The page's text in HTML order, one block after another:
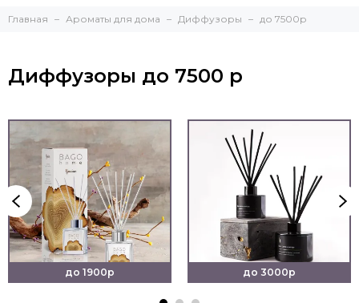
Главная Ароматы для дома Диффузоры до 7500р
Диффузоры до 7500 р
до 1900р до 3000р